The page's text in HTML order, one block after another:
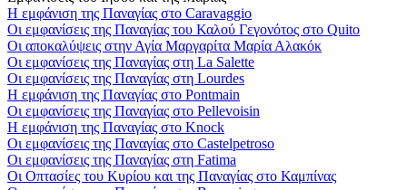
Η εμφάνιση της Παναγίας στο Caravaggio
Οι εμφανίσεις της Παναγίας του Καλού Γεγονότος στο Quito
Οι αποκαλύψεις στην Αγία Μαργαρίτα Μαρία Αλακόκ
Οι εμφανίσεις της Παναγίας στη La Salette
Οι εμφανίσεις της Παναγίας στη Lourdes
Η εμφάνιση της Παναγίας στο Pontmain
Οι εμφανίσεις της Παναγίας στο Pellevoisin
Η εμφάνιση της Παναγίας στο Knock
Οι εμφανίσεις της Παναγίας στο Castelpetroso
Οι εμφανίσεις της Παναγίας στη Fatima
Οι Οπτασίες του Κυρίου και της Παναγίας στο Καμπίνας